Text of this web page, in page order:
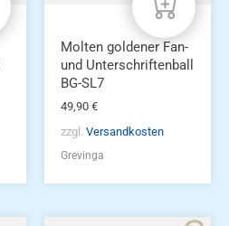
Molten goldener Fan-
und Unterschriftenball
BG-SL7
49,90 €
zzgl. Versandkosten
Grevinga